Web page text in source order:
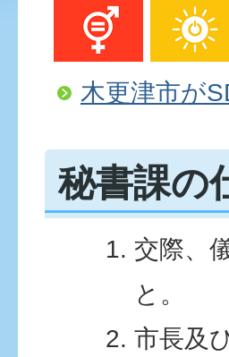
木更津市が
秘書課の
交際、
と。
市長及